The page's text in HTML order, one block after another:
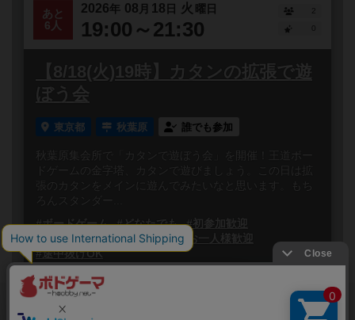
あと
6人
2026年 08 月 18 日 火 曜日
19:00～21:30
2
【8/18(火)19時】カタンの拡張で遊
ぼう会
東京都 秋葉原 誰でも参加
秋葉原集会所で「カタンで遊ぼう会」を開催！王道ボー
ドゲームの金字塔、カタンで遊びましょう。この日は拡
#ボードゲーム
#どなたでも
#初参加歓迎
#途中参加OK
#初心者歓迎
#お一人様歓迎
#途中抜けOK
閉じる
ボードゲームのプレイ履歴を記録し